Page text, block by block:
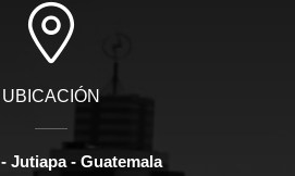
UBICACIÓN
Jutiapa - Guatemala